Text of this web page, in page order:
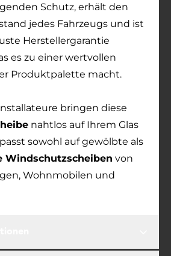
Schutz, erhält den
jedes Fahrzeugs und ist
Herstellergarantie
es zu einer wertvollen
Produktpalette macht.
bringen diese
nahtlos auf Ihrem Glas
sowohl auf gewölbte als
Windschutzscheiben von
Wohnmobilen und